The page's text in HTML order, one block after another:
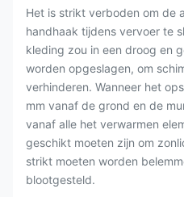
Het is strikt verboden om de
handhaak tijdens vervoer te
kleding zou in een droog en
worden opgeslagen, om
verhinderen. Wanneer het
mm vanaf de grond en de
vanaf alle het verwarmen
geschikt moeten zijn om
strikt moeten worden
blootgesteld.